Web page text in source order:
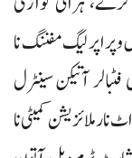
و پراپر لیگ مفننگ نا
فٹبالر آتیکن سینٹرل
کمیٹی نا